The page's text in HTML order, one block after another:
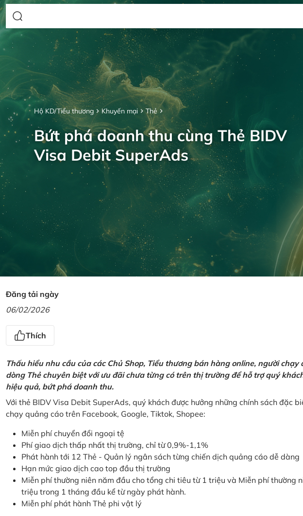
Hộ KD/Tiểu thương Khuyến mại Thẻ
Bứt phá doanh thu cùng Thẻ BIDV
Visa Debit SuperAds
Đăng tải ngày
06/02/2026
Thích
Thấu hiểu nhu cầu của các Chủ Shop, Tiểu thương bán hàng online, người chạy
dòng Thẻ chuyên biệt với ưu đãi chưa từng có trên thị trường để hỗ trợ quý
hiệu quả, bứt phá doanh thu.
Với thẻ BIDV Visa Debit SuperAds, quý khách được hưởng những chính sách đặc
chạy quảng cáo trên Facebook, Google, Tiktok, Shopee:
Miễn phí chuyển đổi ngoại tệ
Phí giao dịch thấp nhất thị trường, chỉ từ 0,9%-1,1%
Phát hành tới 12 Thẻ - Quản lý ngân sách từng chiến dịch quảng cáo dễ dàng
Hạn mức giao dịch cao top đầu thị trường
Miễn phí thường niên năm đầu cho tổng chi tiêu từ 1 triệu và Miễn phí thường
triệu trong 1 tháng đầu kể từ ngày phát hành.
Miễn phí phát hành Thẻ phi vật lý